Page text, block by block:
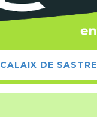
CALAIX DE SASTRE